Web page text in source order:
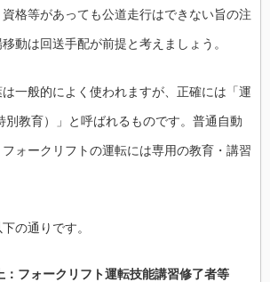
格等があっても公道走行はできない旨の注
動は回送手配が前提と考えましょう。
は一般的によく使われますが、正確には「運
別教育）」と呼ばれるものです。普通自動
ォークリフトの運転には専用の教育・講習
の通りです。
：フォークリフト運転技能講習修了者等